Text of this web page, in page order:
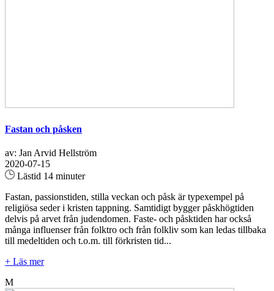
Fastan och påsken
av: Jan Arvid Hellström
2020-07-15
Lästid 14 minuter
Fastan, passionstiden, stilla veckan och påsk är typexempel på
religiösa seder i kristen tappning. Samtidigt bygger påskhögtiden
delvis på arvet från judendomen. Faste- och påsktiden har också
många influenser från folktro och från folkliv som kan ledas tillbaka
till medeltiden och t.o.m. till förkristen tid...
+ Läs mer
M